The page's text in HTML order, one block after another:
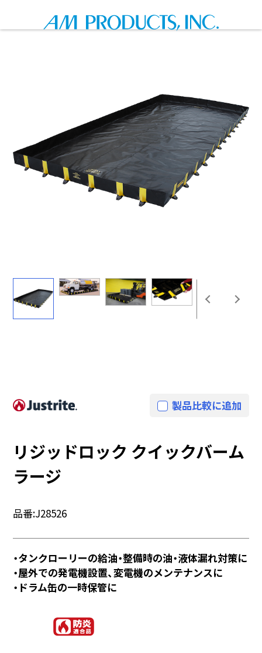
製品比較に追加
リジッドロック クイックバーム
ラージ
品番:J28526
・タンクローリーの給油・整備時の油・液体漏れ対策に
・屋外での発電機設置、変電機のメンテナンスに
・ドラム缶の一時保管に